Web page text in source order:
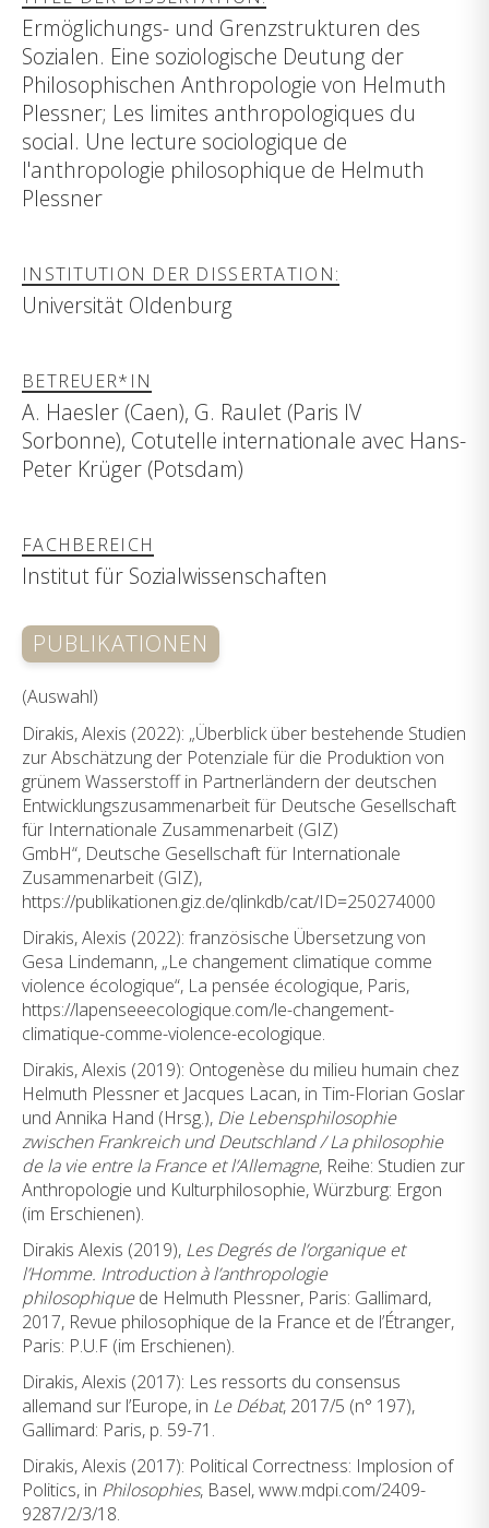
Ermöglichungs- und Grenzstrukturen des
Sozialen. Eine soziologische Deutung der
Philosophischen Anthropologie von Helmuth
Plessner; Les limites anthropologiques du
social. Une lecture sociologique de
l'anthropologie philosophique de Helmuth
Plessner
INSTITUTION DER DISSERTATION:
Universität Oldenburg
BETREUER*IN
A. Haesler (Caen), G. Raulet (Paris IV
Sorbonne), Cotutelle internationale avec Hans-
Peter Krüger (Potsdam)
FACHBEREICH
Institut für Sozialwissenschaften
PUBLIKATIONEN
(Auswahl)
Dirakis, Alexis (2022): „Überblick über bestehende Studien
zur Abschätzung der Potenziale für die Produktion von
grünem Wasserstoff in Partnerländern der deutschen
Entwicklungszusammenarbeit für Deutsche Gesellschaft
für Internationale Zusammenarbeit (GIZ)
GmbH“, Deutsche Gesellschaft für Internationale
Zusammenarbeit (GIZ),
https://publikationen.giz.de/qlinkdb/cat/ID=250274000
Dirakis, Alexis (2022): französische Übersetzung von
Gesa Lindemann, „Le changement climatique comme
violence écologique“, La pensée écologique, Paris,
https://lapenseeecologique.com/le-changement-
climatique-comme-violence-ecologique.
Dirakis, Alexis (2019): Ontogenèse du milieu humain chez
Helmuth Plessner et Jacques Lacan, in Tim-Florian Goslar
und Annika Hand (Hrsg.), Die Lebensphilosophie
zwischen Frankreich und Deutschland / La philosophie
de la vie entre la France et l’Allemagne, Reihe: Studien zur
Anthropologie und Kulturphilosophie, Würzburg: Ergon
(im Erschienen).
Dirakis Alexis (2019), Les Degrés de l’organique et
l’Homme. Introduction à l’anthropologie
philosophiquede Helmuth Plessner, Paris: Gallimard,
2017, Revue philosophique de la France et de l’Étranger,
Paris: P.U.F (im Erschienen).
Dirakis, Alexis (2017): Les ressorts du consensus
allemand sur l’Europe, in Le Débat, 2017/5 (n° 197),
Gallimard: Paris, p. 59-71.
Dirakis, Alexis (2017): Political Correctness: Implosion of
Politics, in Philosophies, Basel, www.mdpi.com/2409-
9287/2/3/18.